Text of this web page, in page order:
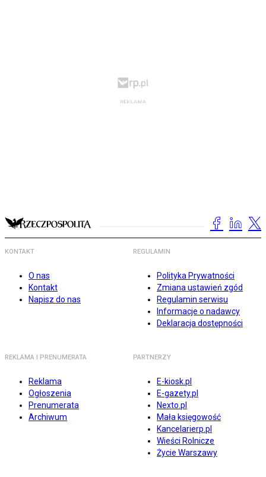
KONTAKT
O nas
Kontakt
Napisz do nas
REGULAMIN
Polityka Prywatności
Zmiana ustawień zgód
Regulamin serwisu
Informacje o nadawcy
Deklaracja dostępności
REKLAMA I PRENUMERATA
Reklama
Ogłoszenia
Prenumerata
Archiwum
PARTNERZY
E-kiosk.pl
E-gazety.pl
Nexto.pl
Mała księgowość
Kancelarierp.pl
Wieści Rolnicze
Życie Warszawy